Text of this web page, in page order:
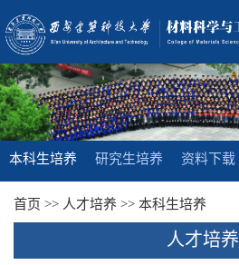
本科生培养 研究生培养 资料下载
首页 >> 人才培养 >> 本科生培养
人才培养